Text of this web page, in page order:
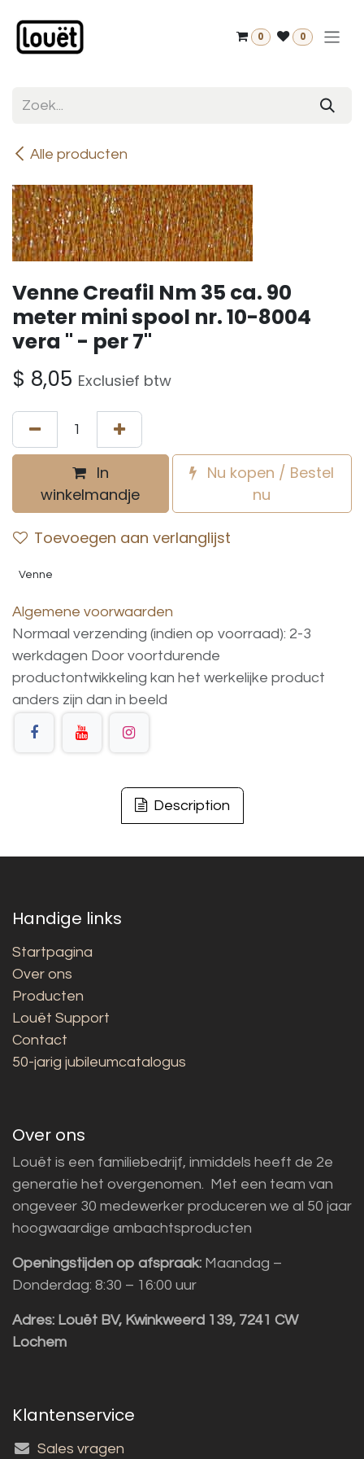
0 0
Alle producten
Venne Creafil Nm 35 ca. 90
meter mini spool nr. 10-8004
vera " - per 7"
$ 8,05 Exclusief btw
In
winkelmandje
Nu kopen / Bestel
nu
Toevoegen aan verlanglijst
Venne
Algemene voorwaarden
Normaal verzending (indien op voorraad): 2-3
werkdagen Door voortdurende
productontwikkeling kan het werkelijke product
anders zijn dan in beeld
Description
Handige links
Startpagina
Over ons
Producten
Louët Support
Contact
50-jarig jubileumcatalogus
Over ons
Louët is een familiebedrijf, inmiddels heeft de 2e
generatie het overgenomen. Met een team van
ongeveer 30 medewerker produceren we al 50 jaar
hoogwaardige ambachtsproducten
Openingstijden op afspraak: Maandag –
Donderdag: 8:30 – 16:00 uur
Adres: Louët BV, Kwinkweerd 139, 7241 CW
Lochem
Klantenservice
Sales vragen